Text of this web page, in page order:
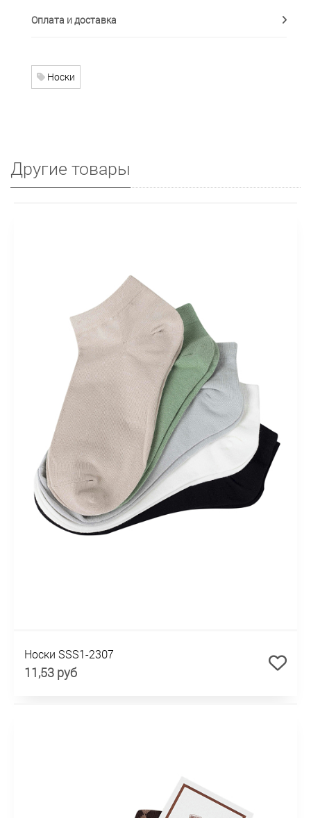
Оплата и доставка
Носки
Другие товары
Носки SSS1-2307
11,53 руб